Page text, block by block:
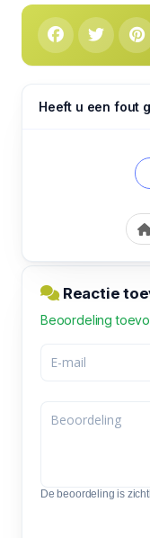
Heeft u een fout
Reactie
Beoordeling
De beoordeling is